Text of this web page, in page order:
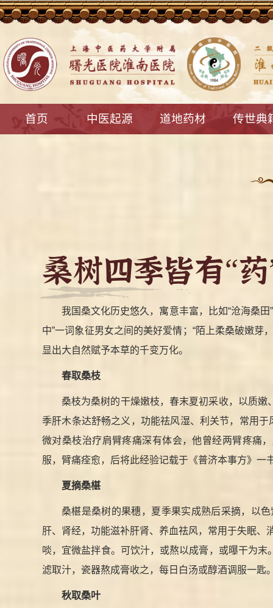
首页 中医起源 道地药材 传世典
桑树四季皆有“
我国桑文化历史悠久，寓意丰富，比如“沧海桑
中”一词象征男女之间的美好爱情；“陌上柔桑破嫩
显出大自然赋予本草的千变万化。
春取桑枝
桑枝为桑树的干燥嫩枝，春末夏初采收，以质
季肝木条达舒畅之义，功能祛风湿、利关节，常用
微对桑枝治疗肩臂疼痛深有体会，他曾经两臂疼痛
服，臂痛痊愈，后将此经验记载于《普济本事方》一
夏摘桑椹
桑椹是桑树的果穗，夏季果实成熟后采摘，以
肝、肾经，功能滋补肝肾、养血祛风，常用于失眠
啖，宜微盐拌食。可饮汁，或熬以成膏，或曝干为
滤取汁，瓷器熬成膏收之，每日白汤或醇酒调服一匙
秋取桑叶